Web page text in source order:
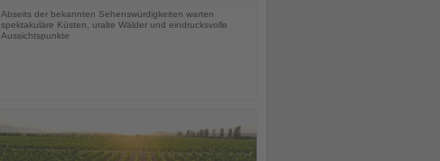
Abseits der bekannten Sehenswürdigkeiten warten
spektakuläre Küsten, uralte Wälder und eindrucksvolle
Aussichtspunkte